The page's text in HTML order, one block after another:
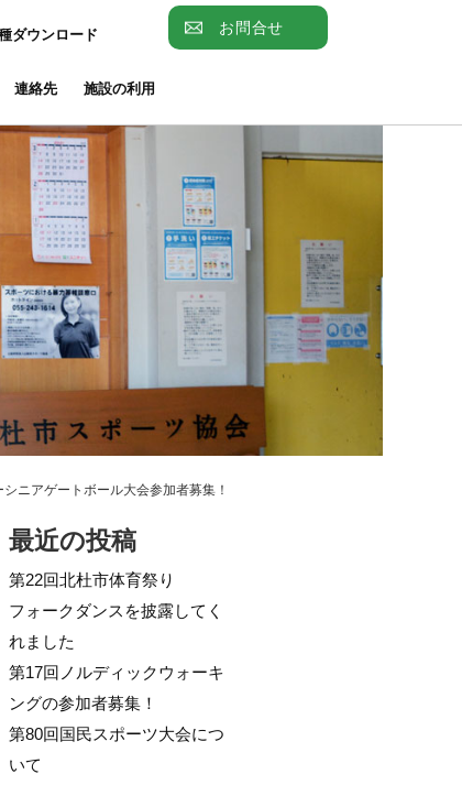
ダウンロード お問合せ
連絡先 施設の利用
ニアゲートボール大会参加者募集！
最近の投稿
第22回北杜市体育祭り
フォークダンスを披露してく
れました
第17回ノルディックウォーキ
ングの参加者募集！
第80回国民スポーツ大会につ
いて